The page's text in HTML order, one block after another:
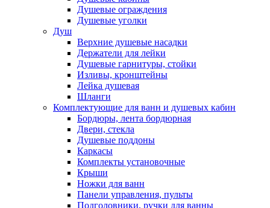
Душевые ограждения
Душевые уголки
Душ
Верхние душевые насадки
Держатели для лейки
Душевые гарнитуры, стойки
Изливы, кронштейны
Лейка душевая
Шланги
Комплектующие для ванн и душевых кабин
Бордюры, лента бордюрная
Двери, стекла
Душевые поддоны
Каркасы
Комплекты установочные
Крыши
Ножки для ванн
Панели управления, пульты
Подголовники, ручки для ванны